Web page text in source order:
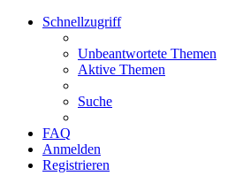
Schnellzugriff
Unbeantwortete Themen
Aktive Themen
Suche
FAQ
Anmelden
Registrieren